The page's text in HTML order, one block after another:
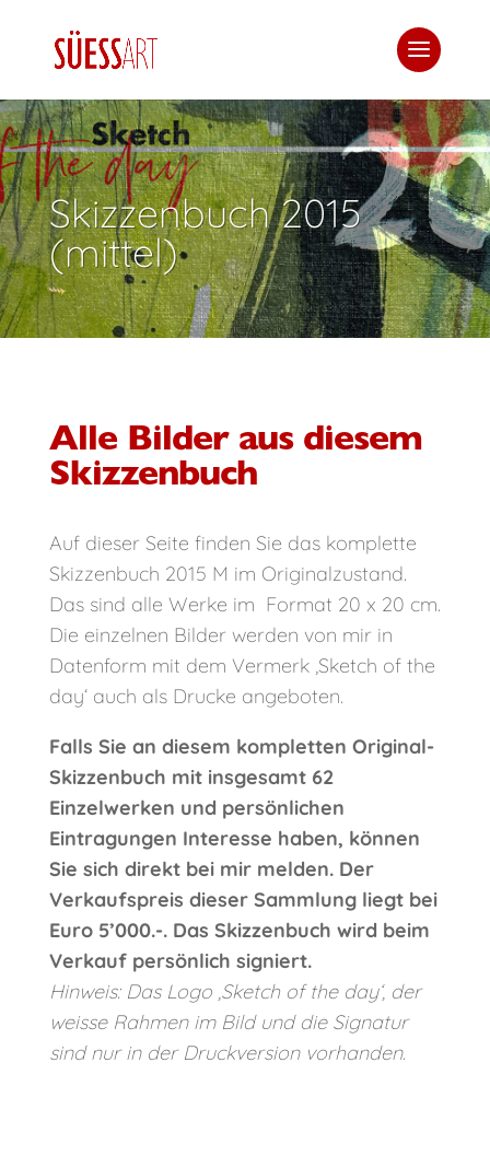
Skizzenbuch 2015
(mittel)
Alle Bilder aus diesem
Skizzenbuch
Auf dieser Seite finden Sie das komplette
Skizzenbuch 2015 M im Originalzustand.
Das sind alle Werke im Format 20 x 20 cm.
Die einzelnen Bilder werden von mir in
Datenform mit dem Vermerk ‚Sketch of the
day‘ auch als Drucke angeboten.
Falls Sie an diesem kompletten Original-
Skizzenbuch mit insgesamt 62
Einzelwerken und persönlichen
Eintragungen Interesse haben, können
Sie sich direkt bei mir melden. Der
Verkaufspreis dieser Sammlung liegt bei
Euro 5’000.-. Das Skizzenbuch wird beim
Verkauf persönlich signiert.
Hinweis: Das Logo ‚Sketch of the day‘, der
weisse Rahmen im Bild und die Signatur
sind nur in der Druckversion vorhanden.